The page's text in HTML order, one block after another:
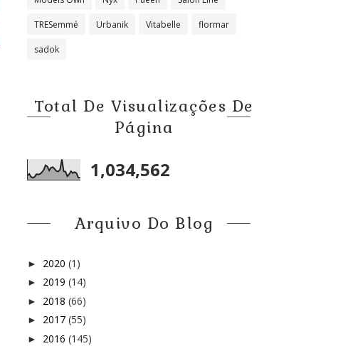
TRESemmé Urbanik Vitabelle flormar
sadok
Total De Visualizações De
Página
1,034,562
Arquivo Do Blog
► 2020 (1)
► 2019 (14)
► 2018 (66)
► 2017 (55)
► 2016 (145)